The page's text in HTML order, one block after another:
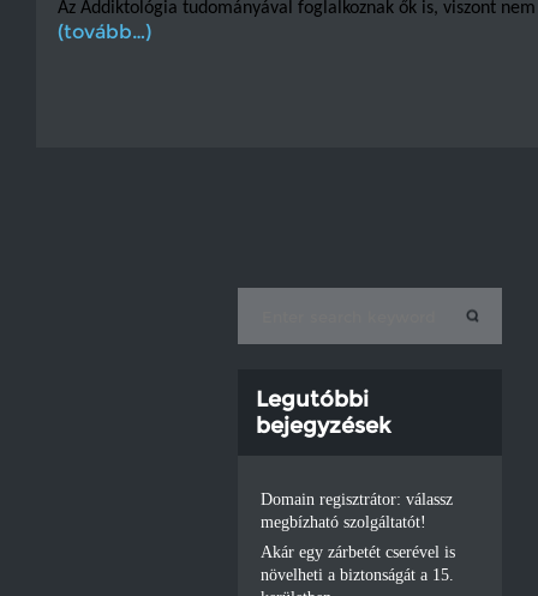
Az Addiktológia tudományával foglalkoznak ők is, viszont
(tovább…)
Legutóbbi
bejegyzések
Domain regisztrátor: válassz
megbízható szolgáltatót!
Akár egy zárbetét cserével is
növelheti a biztonságát a 15.